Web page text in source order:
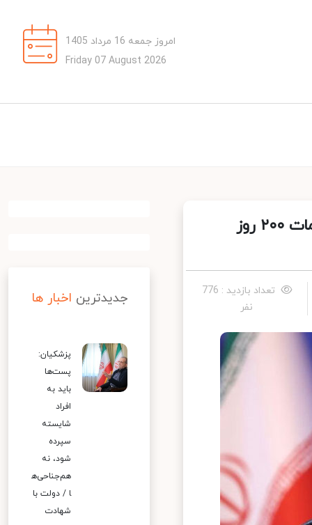
امروز جمعه 16 مرداد 1405
Friday 07 August 2026
سخنگوی دولت: شتاب در تحقق ‎دولت هوشمند، از اقدامات ۲۰۰ روز
تعداد بازدید : 776
نفر
جدیدترین اخبار ها
پزشکیان:
پست‌ها
باید به
افراد
شایسته
سپرده
شود، نه
هم‌جناحی‌ه
ا / دولت با
شهادت